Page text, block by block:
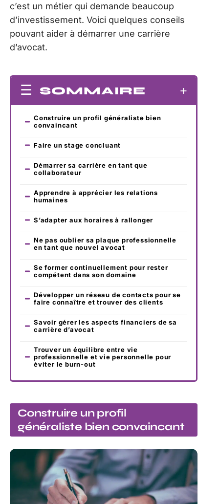
c’est un métier qui demande beaucoup
d’investissement. Voici quelques conseils
pouvant aider à démarrer une carrière
d’avocat.
SOMMAIRE
Construire un profil généraliste bien
convaincant
Faire un stage concluant
Démarrer sa carrière en tant que
collaborateur
Apprendre à apprécier les relations
humaines
S’adapter aux horaires à rallonger
Ne pas oublier sa plaque professionnelle
en tant que nouvel avocat
Se former continuellement pour rester
compétent dans son domaine
Développer un réseau de contacts pour se
faire connaître et trouver des clients
Savoir gérer les aspects financiers de sa
carrière d’avocat
Trouver un équilibre entre vie
professionnelle et vie personnelle pour
éviter le burn-out
Construire un profil
généraliste bien convaincant